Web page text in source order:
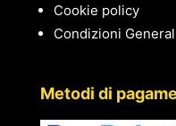
Cookie policy
Condizioni
Metodi di